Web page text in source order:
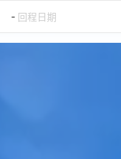
- 回程日期